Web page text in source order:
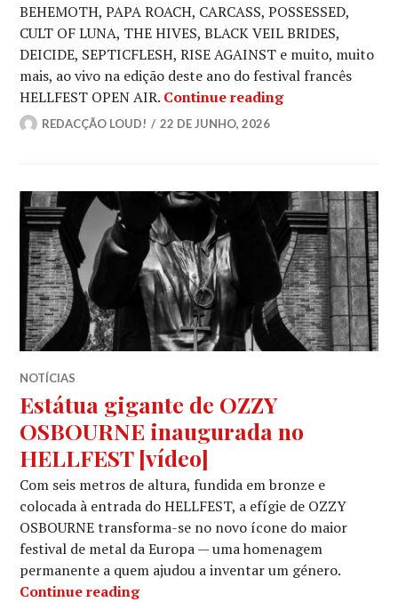
BEHEMOTH, PAPA ROACH, CARCASS, POSSESSED,
CULT OF LUNA, THE HIVES, BLACK VEIL BRIDES,
DEICIDE, SEPTICFLESH, RISE AGAINST e muito, muito
mais, ao vivo na edição deste ano do festival francês
HELLFEST OPEN AIR. Continue readingHELLFEST
REDACÇÃO LOUD! 22 DE JUNHO, 2026
NOTÍCIAS
Estátua gigante de OZZY
OSBOURNE inaugurada no
HELLFEST [vídeo]
Com seis metros de altura, fundida em bronze e
colocada à entrada do HELLFEST, a efígie de OZZY
OSBOURNE transforma-se no novo ícone do maior
festival de metal da Europa — uma homenagem
permanente a quem ajudou a inventar um género.
Continue readingEstátua gigante de OZZY